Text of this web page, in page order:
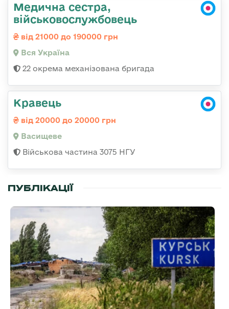
Медична сестра,
військовослужбовець
від 21000 до 190000 грн
Вся Україна
22 окрема механізована бригада
Кравець
від 20000 до 20000 грн
Васищеве
Військова частина 3075 НГУ
ПУБЛІКАЦІЇ